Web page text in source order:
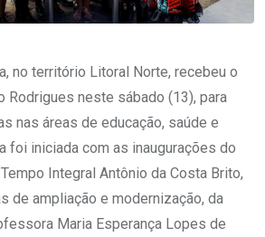
no território Litoral Norte, recebeu o
Rodrigues neste sábado (13), para
nas áreas de educação, saúde e
foi iniciada com as inaugurações do
Integral Antônio da Costa Brito,
de ampliação e modernização, da
Maria Esperança Lopes de